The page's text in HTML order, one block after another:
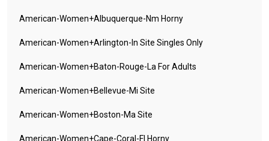
American-Women+albuquerque-Nm Horny
American-Women+arlington-In Site Singles Only
American-Women+baton-Rouge-La For Adults
American-Women+bellevue-Mi Site
American-Women+boston-Ma Site
American-Women+cape-Coral-Fl Horny